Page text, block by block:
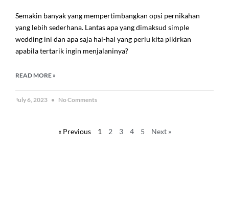
Semakin banyak yang mempertimbangkan opsi pernikahan
yang lebih sederhana. Lantas apa yang dimaksud simple
wedding ini dan apa saja hal-hal yang perlu kita pikirkan
apabila tertarik ingin menjalaninya?
READ MORE »
July 6, 2023 No Comments
« Previous 1 2 3 4 5 Next »